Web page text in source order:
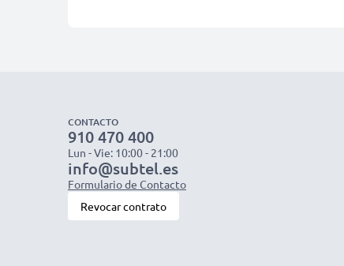
CONTACTO
910 470 400
Lun - Vie: 10:00 - 21:00
info@subtel.es
Formulario de Contacto
Revocar contrato